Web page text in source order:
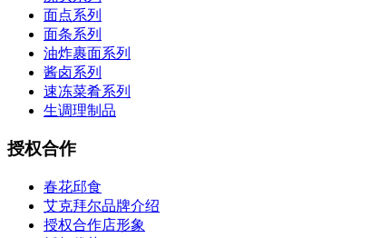
面点系列
面条系列
油炸裹面系列
酱卤系列
速冻菜肴系列
生调理制品
授权合作
春花邱食
艾克拜尔品牌介绍
授权合作店形象